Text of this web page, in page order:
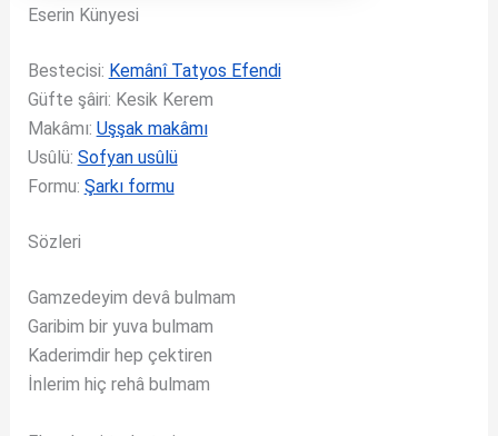
Eserin Künyesi
Bestecisi: Kemânî Tatyos Efendi
Güfte şâiri: Kesik Kerem
Makâmı: Uşşak makâmı
Usûlü: Sofyan usûlü
Formu: Şarkı formu
Sözleri
Gamzedeyim devâ bulmam
Garibim bir yuva bulmam
Kaderimdir hep çektiren
İnlerim hiç rehâ bulmam